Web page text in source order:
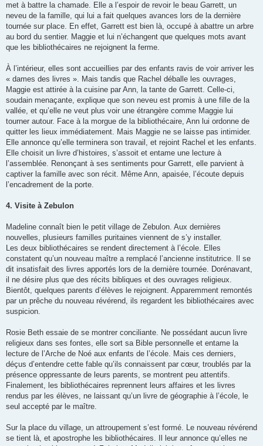
met à battre la chamade. Elle a l’espoir de revoir le beau Garrett, un
neveu de la famille, qui lui a fait quelques avances lors de la dernière
tournée sur place. En effet, Garrett est bien là, occupé à abattre un arbre
au bord du sentier. Maggie et lui n’échangent que quelques mots avant
que les bibliothécaires ne rejoignent la ferme.
À l’intérieur, elles sont accueillies par des enfants ravis de voir arriver les
« dames des livres ». Mais tandis que Rachel déballe les ouvrages,
Maggie est attirée à la cuisine par Ann, la tante de Garrett. Celle-ci,
soudain menaçante, explique que son neveu est promis à une fille de la
vallée, et qu’elle ne veut plus voir une étrangère comme Maggie lui
tourner autour. Face à la morgue de la bibliothécaire, Ann lui ordonne de
quitter les lieux immédiatement. Mais Maggie ne se laisse pas intimider.
Elle annonce qu’elle terminera son travail, et rejoint Rachel et les enfants.
Elle choisit un livre d’histoires, s’assoit et entame une lecture à
l’assemblée. Renonçant à ses sentiments pour Garrett, elle parvient à
captiver la famille avec son récit. Même Ann, apaisée, l’écoute depuis
l’encadrement de la porte.
4. Visite à Zebulon
Madeline connaît bien le petit village de Zebulon. Aux dernières
nouvelles, plusieurs familles puritaines viennent de s’y installer.
Les deux bibliothécaires se rendent directement à l’école. Elles
constatent qu’un nouveau maître a remplacé l’ancienne institutrice. Il se
dit insatisfait des livres apportés lors de la dernière tournée. Dorénavant,
il ne désire plus que des récits bibliques et des ouvrages religieux.
Bientôt, quelques parents d’élèves le rejoignent. Apparemment remontés
par un prêche du nouveau révérend, ils regardent les bibliothécaires avec
suspicion.
Rosie Beth essaie de se montrer conciliante. Ne possédant aucun livre
religieux dans ses fontes, elle sort sa Bible personnelle et entame la
lecture de l’Arche de Noé aux enfants de l’école. Mais ces derniers,
déçus d’entendre cette fable qu’ils connaissent par cœur, troublés par la
présence oppressante de leurs parents, se montrent peu attentifs.
Finalement, les bibliothécaires reprennent leurs affaires et les livres
rendus par les élèves, ne laissant qu’un livre de géographie à l’école, le
seul accepté par le maître.
Sur la place du village, un attroupement s’est formé. Le nouveau révérend
se tient là, et apostrophe les bibliothécaires. Il leur annonce qu’elles ne